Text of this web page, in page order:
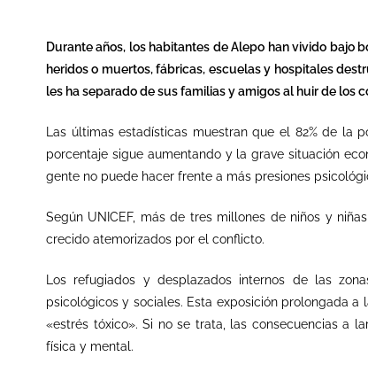
Durante años, los habitantes de Alepo han vivido bajo
heridos o muertos, fábricas, escuelas y hospitales
les ha separado de sus familias y amigos al huir de los
Las últimas estadísticas muestran que el 82% de
porcentaje sigue aumentando y la grave situación
gente no puede hacer frente a más presiones
Según UNICEF, más de tres millones de niños y niñas
crecido atemorizados por el conflicto.
Los refugiados y desplazados internos de las
psicológicos y sociales. Esta exposición prolongada
«estrés tóxico». Si no se trata, las consecuencias a
física y mental.